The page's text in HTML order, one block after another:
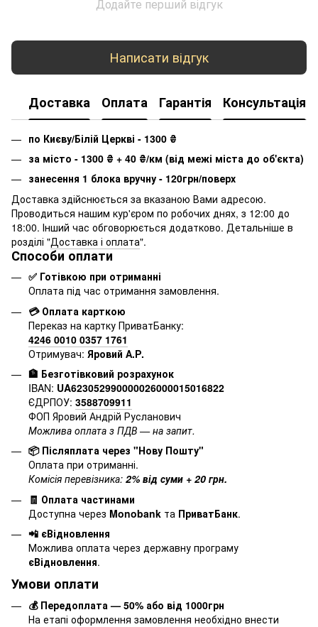
Додайте перший відгук
Написати відгук
Доставка Оплата Гарантія Консультація
по Києву/Білій Церкві - 1300 ₴
за місто - 1300 ₴ + 40 ₴/км (від межі міста до об'єкта)
занесення 1 блока вручну - 120грн/поверх
Доставка здійснюється за вказаною Вами адресою.
Проводиться нашим кур'єром по робочих днях, з 12:00 до
18:00. Інший час обговорюється додатково. Детальніше в
розділі "Доставка і оплата".
Способи оплати
✅ Готівкою при отриманні
Оплата під час отримання замовлення.
💳 Оплата карткою
Переказ на картку ПриватБанку:
4246 0010 0357 1761
Отримувач: Яровий А.Р.
🏦 Безготівковий розрахунок
IBAN: UA623052990000026000015016822
ЄДРПОУ: 3588709911
ФОП Яровий Андрій Русланович
Можлива оплата з ПДВ — на запит.
📦 Післяплата через "Нову Пошту"
Оплата при отриманні.
Комісія перевізника: 2% від суми + 20 грн.
🧾 Оплата частинами
Доступна через Monobank та ПриватБанк.
📲 єВідновлення
Можлива оплата через державну програму
єВідновлення.
Умови оплати
💰 Передоплата — 50% або від 1000грн
На етапі оформлення замовлення необхідно внести